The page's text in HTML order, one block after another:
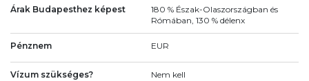
Árak Budapesthez képest
180 % Észak-Olaszországban és
Rómában, 130 % délenx
Pénznem EUR
Vízum szükséges? Nem kell